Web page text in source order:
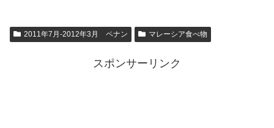
2011年7月-2012年3月 ペナン マレーシア食べ物
スポンサーリンク